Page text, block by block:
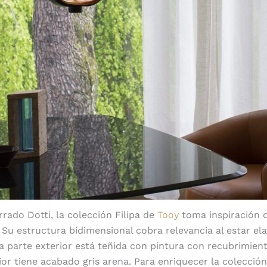
Dotti, la colección Filipa de Tooy toma inspiración
estructura bidimensional cobra relevancia al estar
parte exterior está teñida con pintura con
tiene acabado gris arena. Para enriquecer la